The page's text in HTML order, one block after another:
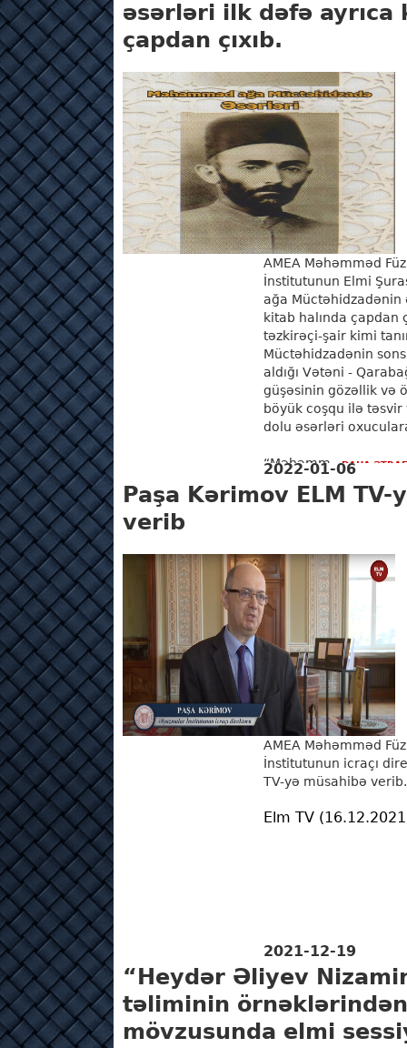
əsərləri ilk dəfə ayrıca
çapdan çıxıb.
AMEA Məhəmməd
İnstitutunun Elmi
ağa Müctəhidzadənin
kitab halında çapdan
təzkirəçi-şair kimi
Müctəhidzadənin
aldığı Vətəni -
güşəsinin gözəllik və
böyük coşqu ilə
dolu əsərləri
“Məhəmm...DAHA
2022-01-06
Paşa Kərimov ELM
verib
AMEA Məhəmməd
İnstitutunun icraçı
TV-yə müsahibə verib.
Elm TV
2021-12-19
“Heydər Əliyev
təliminin
mövzusunda elmi